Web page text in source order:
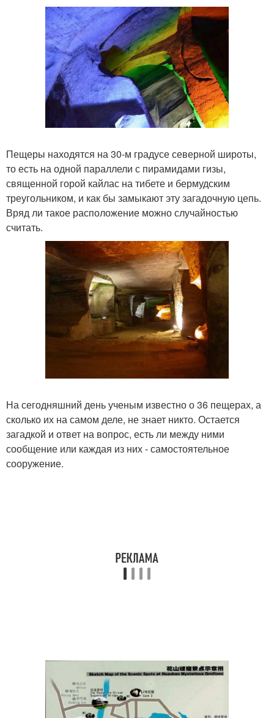
Пещеры находятся на 30-м градусе северной широты,
то есть на одной параллели с пирамидами гизы,
священной горой кайлас на тибете и бермудским
треугольником, и как бы замыкают эту загадочную цепь.
Вряд ли такое расположение можно случайностью
считать.
На сегодняшний день ученым известно о 36 пещерах, а
сколько их на самом деле, не знает никто. Остается
загадкой и ответ на вопрос, есть ли между ними
сообщение или каждая из них - самостоятельное
сооружение.